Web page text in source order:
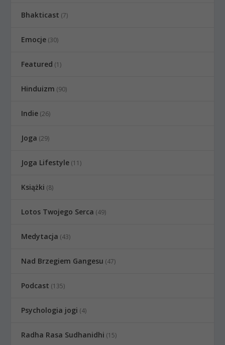
Bhakticast (7)
Emocje (30)
Featured (1)
Hinduizm (90)
Indie (26)
Joga (29)
Joga Lifestyle (11)
Książki (8)
Lotos Twojego Serca (49)
Medytacja (43)
Nad Brzegiem Gangesu (47)
Podcast (135)
Psychologia jogi (4)
Radha Rasa Sudhanidhi (15)